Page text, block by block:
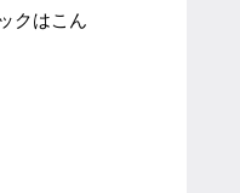
クはこん